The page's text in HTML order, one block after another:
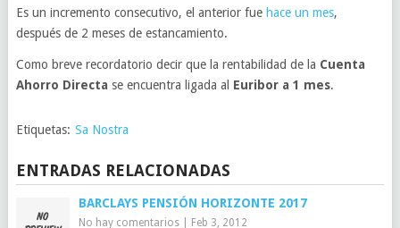
Es un incremento consecutivo, el anterior fue hace un mes,
después de 2 meses de estancamiento.
Como breve recordatorio decir que la rentabilidad de la Cuenta
Ahorro Directa se encuentra ligada al Euribor a 1 mes.
Etiquetas: Sa Nostra
ENTRADAS RELACIONADAS
BARCLAYS PENSIÓN HORIZONTE 2017
No hay comentarios| Feb 3, 2012